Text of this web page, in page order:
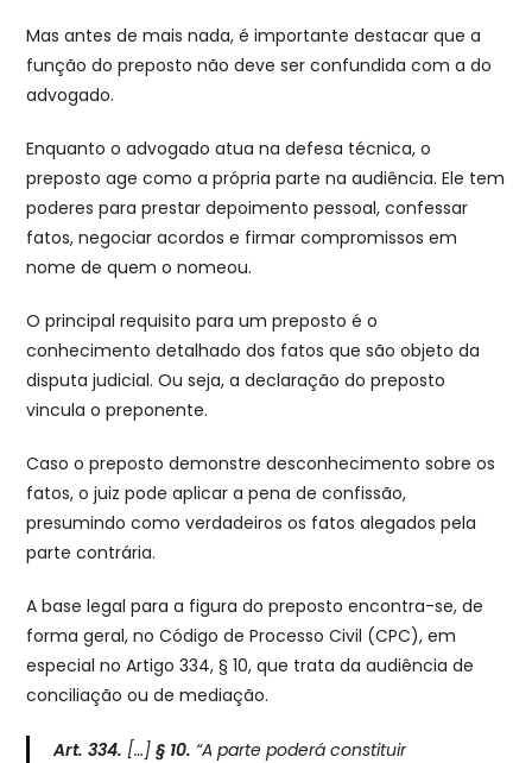
Mas antes de mais nada, é importante destacar que a
função do preposto não deve ser confundida com a do
advogado.
Enquanto o advogado atua na defesa técnica, o
preposto age como a própria parte na audiência. Ele tem
poderes para prestar depoimento pessoal, confessar
fatos, negociar acordos e firmar compromissos em
nome de quem o nomeou.
O principal requisito para um preposto é o
conhecimento detalhado dos fatos que são objeto da
disputa judicial. Ou seja, a declaração do preposto
vincula o preponente.
Caso o preposto demonstre desconhecimento sobre os
fatos, o juiz pode aplicar a pena de confissão,
presumindo como verdadeiros os fatos alegados pela
parte contrária.
A base legal para a figura do preposto encontra-se, de
forma geral, no Código de Processo Civil (CPC), em
especial no Artigo 334, § 10, que trata da audiência de
conciliação ou de mediação.
Art. 334. […]§ 10. “A parte poderá constituir